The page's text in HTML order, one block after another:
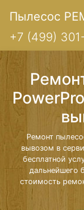
Пылесос
+7 (499)
Ремонт
вывозом в
бесплатной
дальнейшего
стоимость